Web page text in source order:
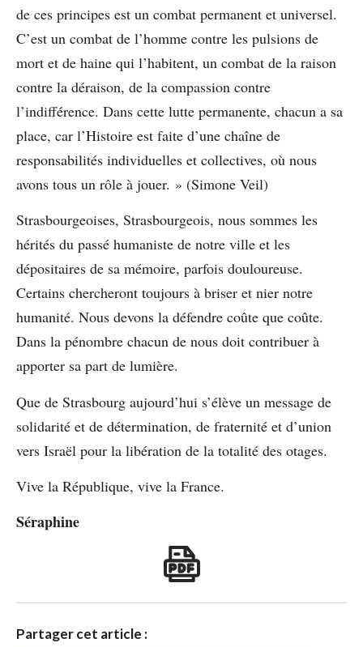
de ces principes est un combat permanent et universel.
C’est un combat de l’homme contre les pulsions de
mort et de haine qui l’habitent, un combat de la raison
contre la déraison, de la compassion contre
l’indifférence. Dans cette lutte permanente, chacun a sa
place, car l’Histoire est faite d’une chaîne de
responsabilités individuelles et collectives, où nous
avons tous un rôle à jouer. » (Simone Veil)
Strasbourgeoises, Strasbourgeois, nous sommes les
hérités du passé humaniste de notre ville et les
dépositaires de sa mémoire, parfois douloureuse.
Certains chercheront toujours à briser et nier notre
humanité. Nous devons la défendre coûte que coûte.
Dans la pénombre chacun de nous doit contribuer à
apporter sa part de lumière.
Que de Strasbourg aujourd’hui s’élève un message de
solidarité et de détermination, de fraternité et d’union
vers Israël pour la libération de la totalité des otages.
Vive la République, vive la France.
Séraphine
Partager cet article :